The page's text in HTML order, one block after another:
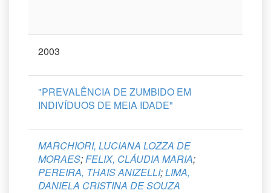
2003
"PREVALÊNCIA DE ZUMBIDO EM
INDIVÍDUOS DE MEIA IDADE"
MARCHIORI, LUCIANA LOZZA DE
MORAES;FELIX, CLÁUDIA MARIA;
PEREIRA, THAIS ANIZELLI;LIMA,
DANIELA CRISTINA DE SOUZA